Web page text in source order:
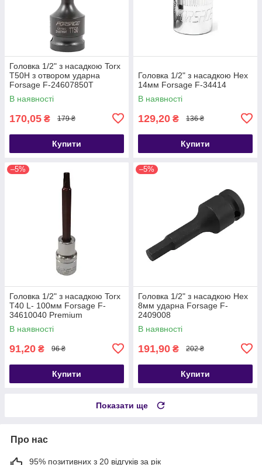
Головка 1/2" з насадкою Torx
T50H з отвором ударна
Forsage F-24607850T
В наявності
170,05 ₴ 179 ₴
Купити
Головка 1/2" з насадкою Hex
14мм Forsage F-34414
В наявності
129,20 ₴ 136 ₴
Купити
–5%
Головка 1/2" з насадкою Torx
T40 L- 100мм Forsage F-
34610040 Premium
В наявності
91,20 ₴ 96 ₴
Купити
–5%
Головка 1/2" з насадкою Hex
8мм ударна Forsage F-
2409008
В наявності
191,90 ₴ 202 ₴
Купити
Показати ще
Про нас
95% позитивних з 20 відгуків за рік